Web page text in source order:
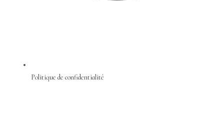
Politique de confidentialité